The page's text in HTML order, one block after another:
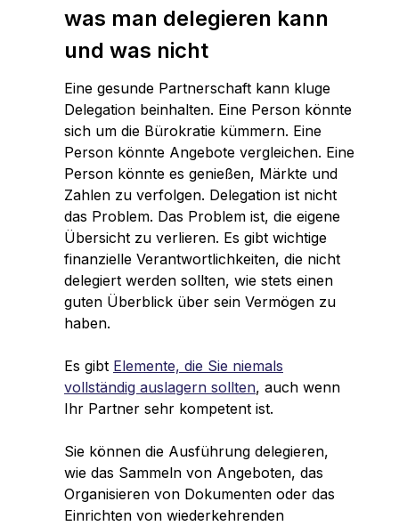
was man delegieren kann
und was nicht
Eine gesunde Partnerschaft kann kluge
Delegation beinhalten. Eine Person könnte
sich um die Bürokratie kümmern. Eine
Person könnte Angebote vergleichen. Eine
Person könnte es genießen, Märkte und
Zahlen zu verfolgen. Delegation ist nicht
das Problem. Das Problem ist, die eigene
Übersicht zu verlieren. Es gibt wichtige
finanzielle Verantwortlichkeiten, die nicht
delegiert werden sollten, wie stets einen
guten Überblick über sein Vermögen zu
haben.
Es gibt Elemente, die Sie niemals
vollständig auslagern sollten, auch wenn
Ihr Partner sehr kompetent ist.
Sie können die Ausführung delegieren,
wie das Sammeln von Angeboten, das
Organisieren von Dokumenten oder das
Einrichten von wiederkehrenden